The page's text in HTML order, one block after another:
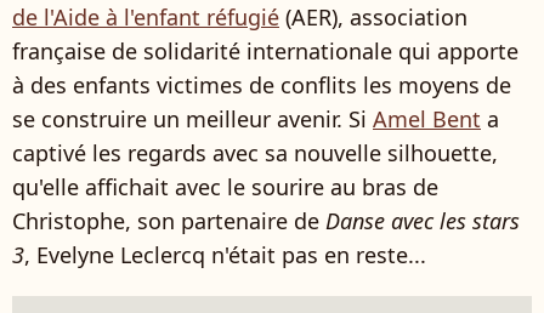
de l'Aide à l'enfant réfugié (AER), association
française de solidarité internationale qui apporte
à des enfants victimes de conflits les moyens de
se construire un meilleur avenir. Si Amel Bent a
captivé les regards avec sa nouvelle silhouette,
qu'elle affichait avec le sourire au bras de
Christophe, son partenaire de Danse avec les stars
3, Evelyne Leclercq n'était pas en reste...